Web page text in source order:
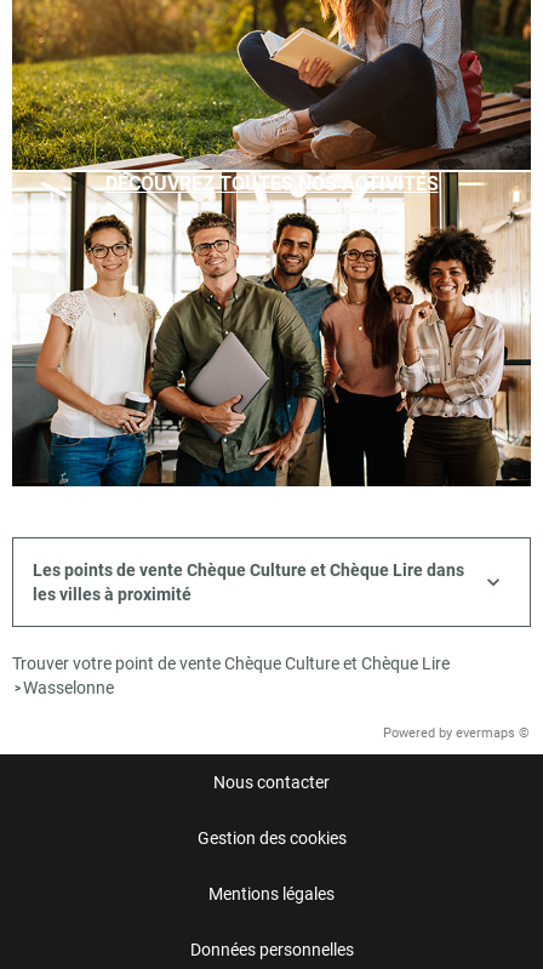
DÉCOUVREZ TOUTES NOS ACTIVITÉS
Les points de vente Chèque Culture et Chèque Lire dans
les villes à proximité
Trouver votre point de vente Chèque Culture et Chèque Lire
>Wasselonne
Powered by evermaps ©
Nous contacter
Gestion des cookies
Mentions légales
Données personnelles